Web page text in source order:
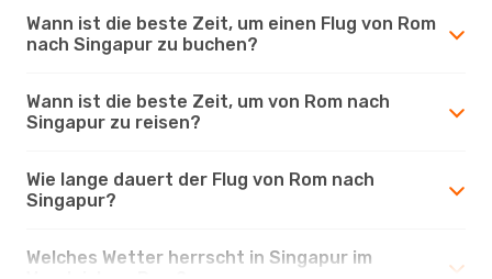
Wann ist die beste Zeit, um einen Flug von Rom
nach Singapur zu buchen?
Wann ist die beste Zeit, um von Rom nach
Singapur zu reisen?
Wie lange dauert der Flug von Rom nach
Singapur?
Welches Wetter herrscht in Singapur im